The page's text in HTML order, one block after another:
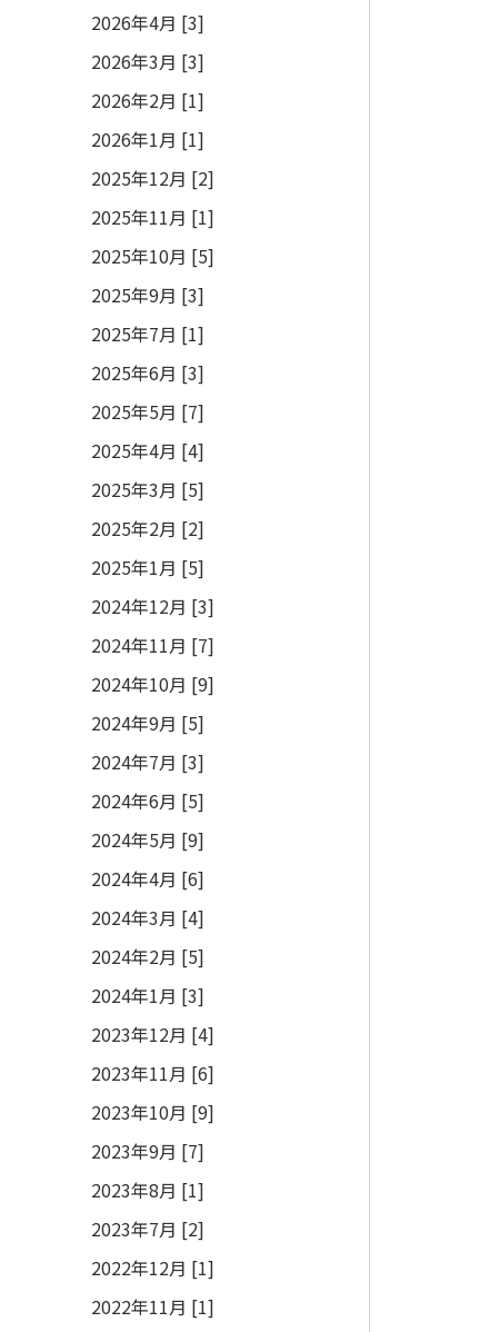
2026年4月 [3]
2026年3月 [3]
2026年2月 [1]
2026年1月 [1]
2025年12月 [2]
2025年11月 [1]
2025年10月 [5]
2025年9月 [3]
2025年7月 [1]
2025年6月 [3]
2025年5月 [7]
2025年4月 [4]
2025年3月 [5]
2025年2月 [2]
2025年1月 [5]
2024年12月 [3]
2024年11月 [7]
2024年10月 [9]
2024年9月 [5]
2024年7月 [3]
2024年6月 [5]
2024年5月 [9]
2024年4月 [6]
2024年3月 [4]
2024年2月 [5]
2024年1月 [3]
2023年12月 [4]
2023年11月 [6]
2023年10月 [9]
2023年9月 [7]
2023年8月 [1]
2023年7月 [2]
2022年12月 [1]
2022年11月 [1]